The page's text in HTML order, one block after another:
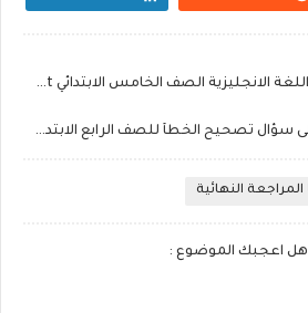
ليلة إمتحان المتميز فى اللغة الانجليزية الصف الخامس الابتدائي connect الترم الاول، إمتحانات المتميز إنجليزي خامسة ابتدائى ترم أول 2025
تدريبات لغة إنجليزية على سؤال تصحيح الخطأ للصف الرابع الابتدائى الترم الاول بالمواصفات الجديدة للامتحان لمستر أحمد نبيل
المراجعة النهائية
هل اعجبك الموضوع :